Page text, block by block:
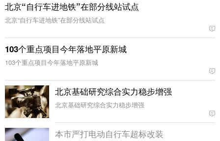
北京“自行车进地铁”在部分线站试点
北京“自行车进地铁”在部分线站试点
103个重点项目今年落地平原新城
103个重点项目今年落地平原新城
北京基础研究综合实力稳步增强
北京基础研究综合实力稳步增强
本市严打电动自行车超标改装